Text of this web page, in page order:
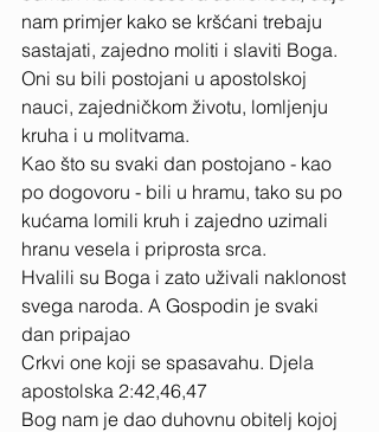
nam primjer kako se kršćani trebaju
sastajati, zajedno moliti i slaviti Boga.
Oni su bili postojani u apostolskoj
nauci, zajedničkom životu, lomljenju
kruha i u molitvama.
Kao što su svaki dan postojano - kao
po dogovoru - bili u hramu, tako su po
kućama lomili kruh i zajedno uzimali
hranu vesela i priprosta srca.
Hvalili su Boga i zato uživali naklonost
svega naroda. A Gospodin je svaki
dan pripajao
Crkvi one koji se spasavahu. Djela
apostolska 2:42,46,47
Bog nam je dao duhovnu obitelj kojoj